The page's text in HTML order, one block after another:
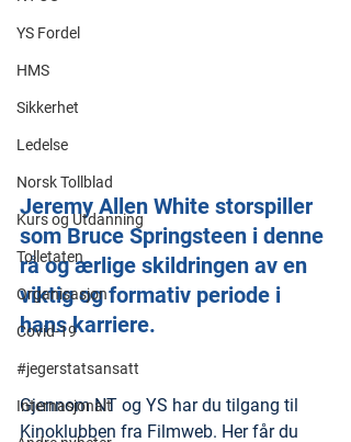
YS Fordel
HMS
Sikkerhet
Ledelse
Norsk Tollblad
Kurs og Utdanning
Tolletaten
Organisasjon
Covid-19
#jegerstatsansatt
Internasjonalt
Jeremy Allen White storspiller
som Bruce Springsteen i denne
rå og ærlige skildringen av en
viktig og formativ periode i
hans karriere.
Gjennom NT og YS har du tilgang til
Kinoklubben fra Filmweb. Her får du